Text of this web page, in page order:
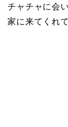
チャチャに会
家に来てくれ